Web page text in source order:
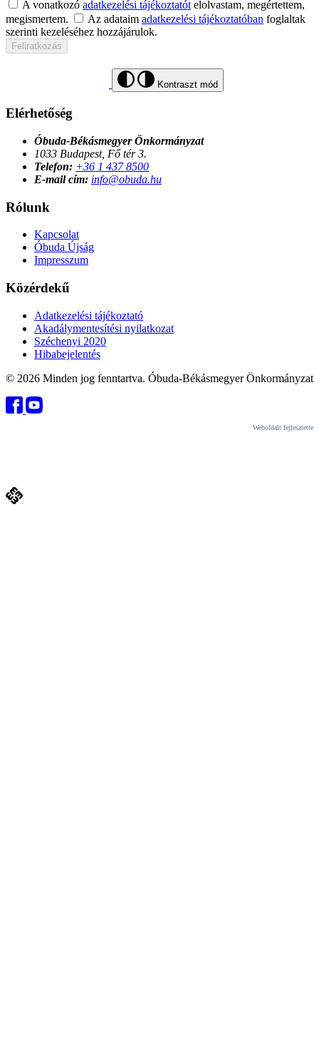
A vonatkozó adatkezelési tájékoztatótelolvastam, megértettem,
megismertem.
Az adataim adatkezelési tájékoztatóban foglaltak
szerinti kezeléséhez hozzájárulok.
Feliratkozás
Kontraszt mód
Elérhetőség
Óbuda-Békásmegyer Önkormányzat
1033 Budapest, Fő tér 3.
Telefon: +36 1 437 8500
E-mail cím: info@obuda.hu
Rólunk
Kapcsolat
Óbuda Újság
Impresszum
Közérdekű
Adatkezelési tájékoztató
Akadálymentesítési nyilatkozat
Széchenyi 2020
Hibabejelentés
© 2026 Minden jog fenntartva. Óbuda-Békásmegyer Önkormányzat
Weboldalt fejlesztette